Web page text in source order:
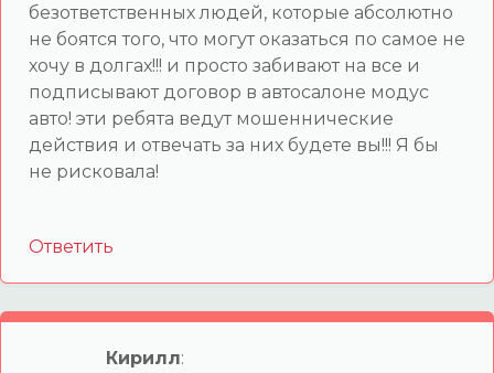
безответственных людей, которые абсолютно
не боятся того, что могут оказаться по самое не
хочу в долгах!!! и просто забивают на все и
подписывают договор в автосалоне модус
авто! эти ребята ведут мошеннические
действия и отвечать за них будете вы!!! Я бы
не рисковала!
Ответить
Кирилл: